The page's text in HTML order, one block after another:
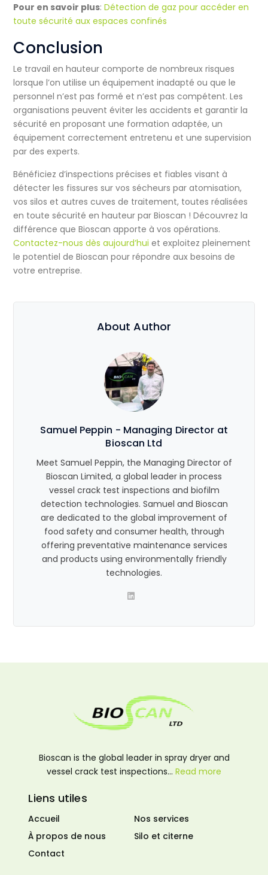
Pour en savoir plus:Détection de gaz pour accéder en
toute sécurité aux espaces confinés
Conclusion
Le travail en hauteur comporte de nombreux risques
lorsque l’on utilise un équipement inadapté ou que le
personnel n’est pas formé et n’est pas compétent. Les
organisations peuvent éviter les accidents et garantir la
sécurité en proposant une formation adaptée, un
équipement correctement entretenu et une supervision
par des experts.
Bénéficiez d’inspections précises et fiables visant à
détecter les fissures sur vos sécheurs par atomisation,
vos silos et autres cuves de traitement, toutes réalisées
en toute sécurité en hauteur par Bioscan ! Découvrez la
différence que Bioscan apporte à vos opérations.
Contactez-nous dès aujourd’hui et exploitez pleinement
le potentiel de Bioscan pour répondre aux besoins de
votre entreprise.
About Author
Samuel Peppin - Managing Director at
Bioscan Ltd
Meet Samuel Peppin, the Managing Director of
Bioscan Limited, a global leader in process
vessel crack test inspections and biofilm
detection technologies. Samuel and Bioscan
are dedicated to the global improvement of
food safety and consumer health, through
offering preventative maintenance services
and products using environmentally friendly
technologies.
Bioscan is the global leader in spray dryer and
vessel crack test inspections… Read more
Liens utiles
Accueil
Nos services
À propos de nous
Silo et citerne
Contact